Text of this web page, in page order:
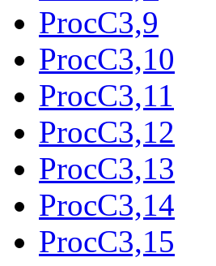
ProcC3,9
ProcC3,10
ProcC3,11
ProcC3,12
ProcC3,13
ProcC3,14
ProcC3,15